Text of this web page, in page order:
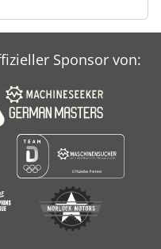
Sponsor von: